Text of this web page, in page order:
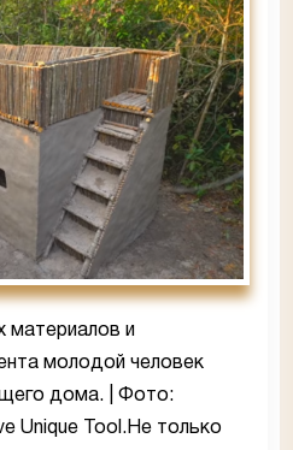
и
молодой человек
дома. | Фото:
Unique Tool.Не только